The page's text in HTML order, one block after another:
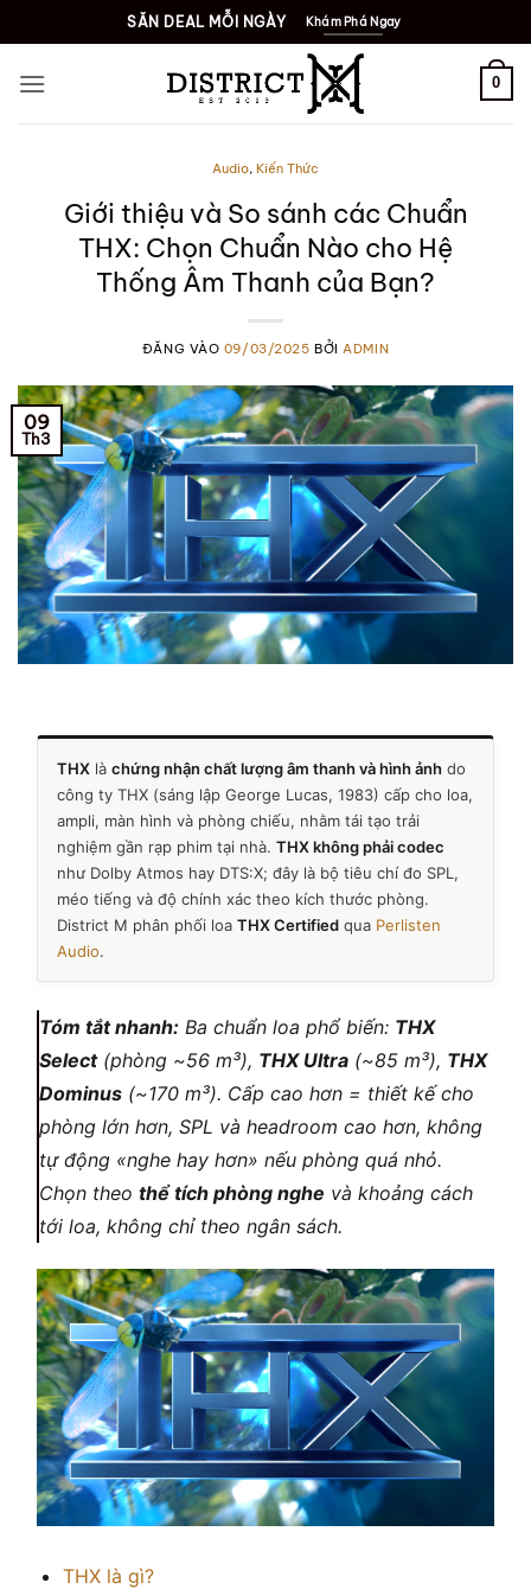
qua
nội
SĂN DEAL MỖI NGÀY Khám Phá Ngay
0
Audio, Kiến Thức
Giới thiệu và So sánh các Chuẩn
THX: Chọn Chuẩn Nào cho Hệ
Thống Âm Thanh của Bạn?
ĐĂNG VÀO 09/03/2025 BỞI ADMIN
09
Th3
THX là chứng nhận chất lượng âm thanh và hình ảnh do
công ty THX (sáng lập George Lucas, 1983) cấp cho loa,
ampli, màn hình và phòng chiếu, nhằm tái tạo trải
nghiệm gần rạp phim tại nhà. THX không phải codec
như Dolby Atmos hay DTS:X; đây là bộ tiêu chí đo SPL,
méo tiếng và độ chính xác theo kích thước phòng.
District M phân phối loa THX Certified qua Perlisten
Audio.
Tóm tắt nhanh: Ba chuẩn loa phổ biến: THX
Select(phòng ~56 m³), THX Ultra (~85 m³), THX
Dominus (~170 m³). Cấp cao hơn = thiết kế cho
phòng lớn hơn, SPL và headroom cao hơn, không
tự động «nghe hay hơn» nếu phòng quá nhỏ.
Chọn theo thể tích phòng nghe và khoảng cách
tới loa, không chỉ theo ngân sách.
THX là gì?